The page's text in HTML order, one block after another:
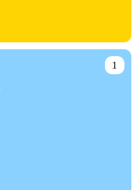
1